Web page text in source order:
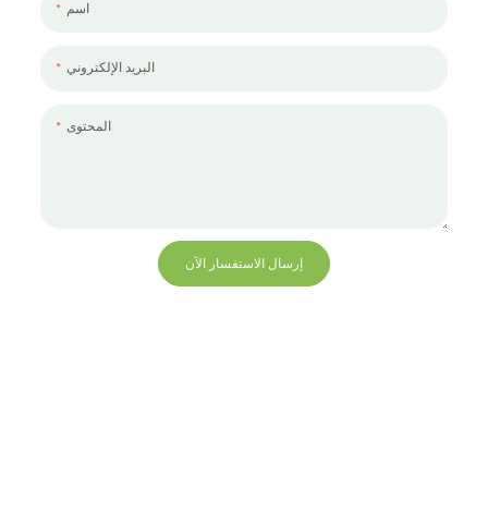
اسم
البريد الإلكتروني
المحتوى
إرسال الاستفسار الآن